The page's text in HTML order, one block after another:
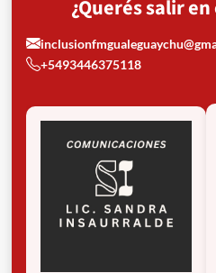
¿Querés salir
+5493446375118